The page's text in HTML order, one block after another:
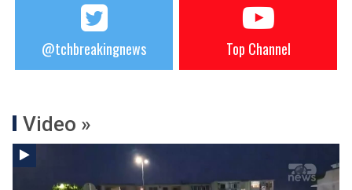
@tchbreakingnews Top Channel
Video »